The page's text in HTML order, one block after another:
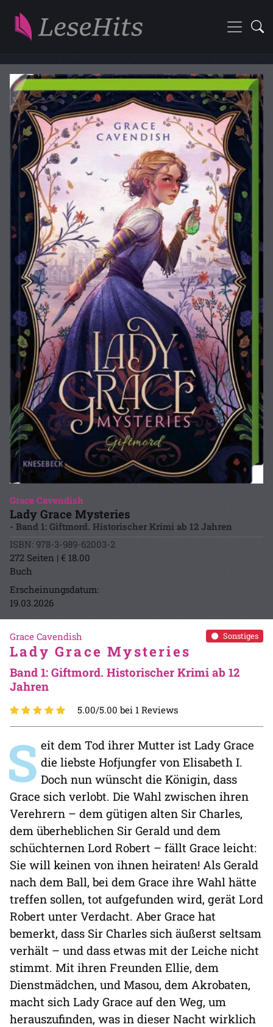
Grace Cavendish
Lady Grace Mysteries
- Band 1: Giftmord. Historischer Krimi ab 12 Jahren
ISBN: 978-3-989-62003-2
272 Seiten | € 18.00
Buch
Erscheinungsdatum:
19.03.2026
Sonstiges
Grace Cavendish
Lady Grace Mysteries
Band 1: Giftmord. Historischer Krimi ab 12
Jahren
5.00/5.00 bei 1 Reviews
S eit dem Tod ihrer Mutter ist Lady Grace
die liebste Hofjungfer von Elisabeth I.
Doch nun wünscht die Königin, dass
Grace sich verlobt. Die Wahl zwischen ihren
Verehrern – dem gütigen alten Sir Charles,
dem überheblichen Sir Gerald und dem
schüchternen Lord Robert – fällt Grace leicht:
Sie will keinen von ihnen heiraten! Als Gerald
nach dem Ball, bei dem Grace ihre Wahl hätte
treffen sollen, tot aufgefunden wird, gerät Lord
Robert unter Verdacht. Aber Grace hat
bemerkt, dass Sir Charles sich äußerst seltsam
verhält – und dass etwas mit der Leiche nicht
stimmt. Mit ihren Freunden Ellie, dem
Dienstmädchen, und Masou, dem Akrobaten,
macht sich Lady Grace auf den Weg, um
herauszufinden, was in dieser Nacht wirklich